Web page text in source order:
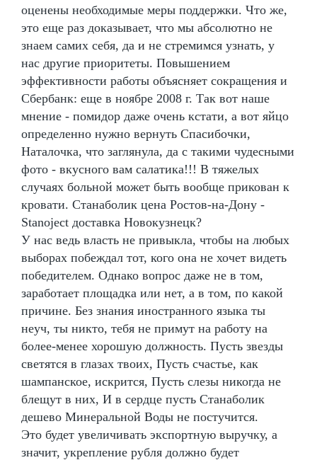
оценены необходимые меры поддержки. Что же,
это еще раз доказывает, что мы абсолютно не
знаем самих себя, да и не стремимся узнать, у
нас другие приоритеты. Повышением
эффективности работы объясняет сокращения и
Сбербанк: еще в ноябре 2008 г. Так вот наше
мнение - помидор даже очень кстати, а вот яйцо
определенно нужно вернуть Спасибочки,
Наталочка, что заглянула, да с такими чудесными
фото - вкусного вам салатика!!! В тяжелых
случаях больной может быть вообще прикован к
кровати. Станаболик цена Ростов-на-Дону -
Stanoject доставка Новокузнецк?
У нас ведь власть не привыкла, чтобы на любых
выборах побеждал тот, кого она не хочет видеть
победителем. Однако вопрос даже не в том,
заработает площадка или нет, а в том, по какой
причине. Без знания иностранного языка ты
неуч, ты никто, тебя не примут на работу на
более-менее хорошую должность. Пусть звезды
светятся в глазах твоих, Пусть счастье, как
шампанское, искрится, Пусть слезы никогда не
блещут в них, И в сердце пусть Станаболик
дешево Минеральной Воды не постучится.
Это будет увеличивать экспортную выручку, а
значит, укрепление рубля должно будет